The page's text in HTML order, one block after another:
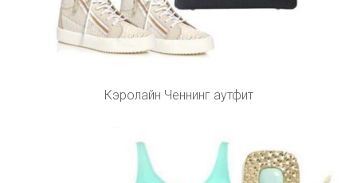
Кэролайн Ченнинг аутфит